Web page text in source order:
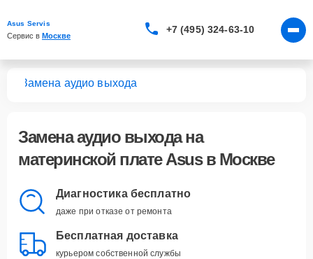
Asus Servis
Сервис в Москве
+7 (495) 324-63-10
Замена аудио выхода
Замена аудио выходана
материнской плате Asus в Москве
Диагностика бесплатно
даже при отказе от ремонта
Бесплатная доставка
курьером собственной службы